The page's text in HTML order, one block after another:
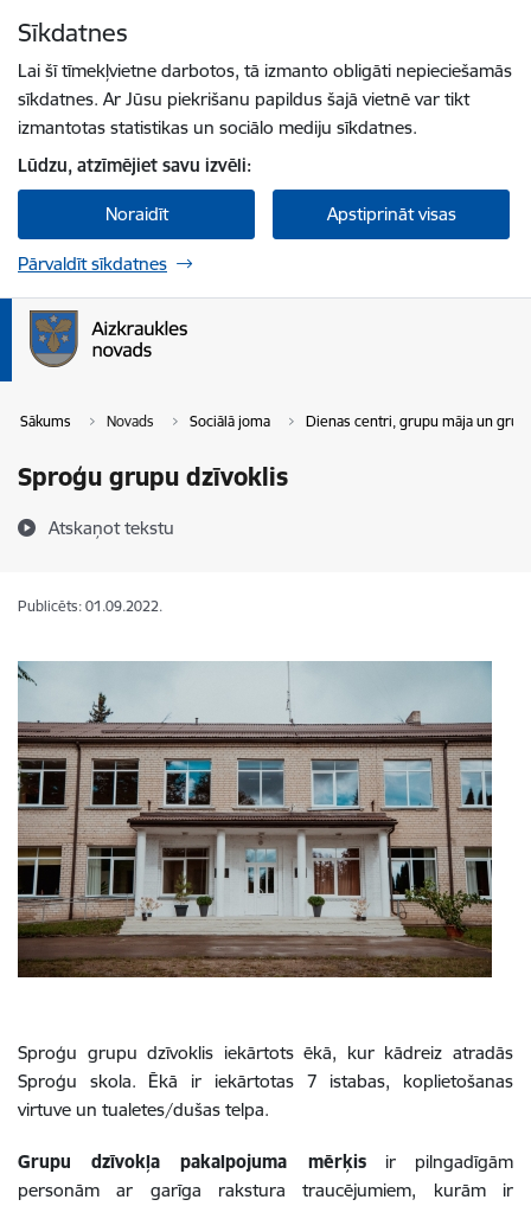
Sīkdatnes
Lai šī tīmekļvietne darbotos, tā izmanto obligāti nepieciešamās
sīkdatnes. Ar Jūsu piekrišanu papildus šajā vietnē var tikt
izmantotas statistikas un sociālo mediju sīkdatnes.
Lūdzu, atzīmējiet savu izvēli:
Noraidīt Apstiprināt visas
Pārvaldīt sīkdatnes
Sākums Novads Sociālā joma Dienas centri, grupu māja un
Sproģu grupu dzīvoklis
Atskaņot tekstu
Publicēts: 01.09.2022.
Sproģu grupu dzīvoklis iekārtots ēkā, kur kādreiz atradās
Sproģu skola. Ēkā ir iekārtotas 7 istabas, koplietošanas
virtuve un tualetes/dušas telpa.
Grupu dzīvokļa pakalpojuma mērķisir pilngadīgām
personām ar garīga rakstura traucējumiem, kurām ir